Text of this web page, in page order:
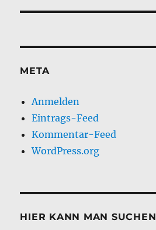
META
Anmelden
Eintrags-Feed
Kommentar-Feed
WordPress.org
HIER KANN MAN SUCHEN